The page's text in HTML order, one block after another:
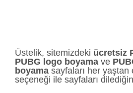
Üstelik, sitemizdeki ücretsiz
PUBG logo boyama ve
boyama sayfaları her
seçeneği ile sayfaları